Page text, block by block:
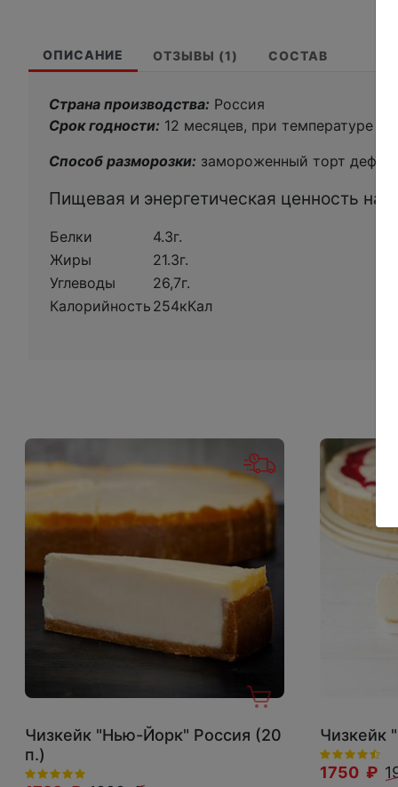
ОПИСАНИЕ ОТЗЫВЫ (1) СОСТАВ
Страна производства: Россия
Срок годности: 12 месяцев, при температуре -
Способ разморозки: замороженный торт
Пищевая и энергетическая ценность на
Белки
4.3г.
Жиры
21.3г.
Углеводы
26,7г.
Калорийность 254кКал
Чизкейк "Нью-Йорк" Россия (20
п.)
Чизкейк
1750 ₽